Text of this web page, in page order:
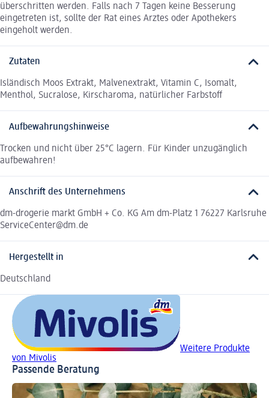
überschritten werden. Falls nach 7 Tagen keine Besserung
eingetreten ist, sollte der Rat eines Arztes oder Apothekers
eingeholt werden.
Zutaten
Isländisch Moos Extrakt, Malvenextrakt, Vitamin C, Isomalt,
Menthol, Sucralose, Kirscharoma, natürlicher Farbstoff
Aufbewahrungshinweise
Trocken und nicht über 25°C lagern. Für Kinder unzugänglich
aufbewahren!
Anschrift des Unternehmens
dm-drogerie markt GmbH + Co. KG Am dm-Platz 1 76227 Karlsruhe
ServiceCenter@dm.de
Hergestellt in
Deutschland
Weitere Produkte
von Mivolis
Passende Beratung